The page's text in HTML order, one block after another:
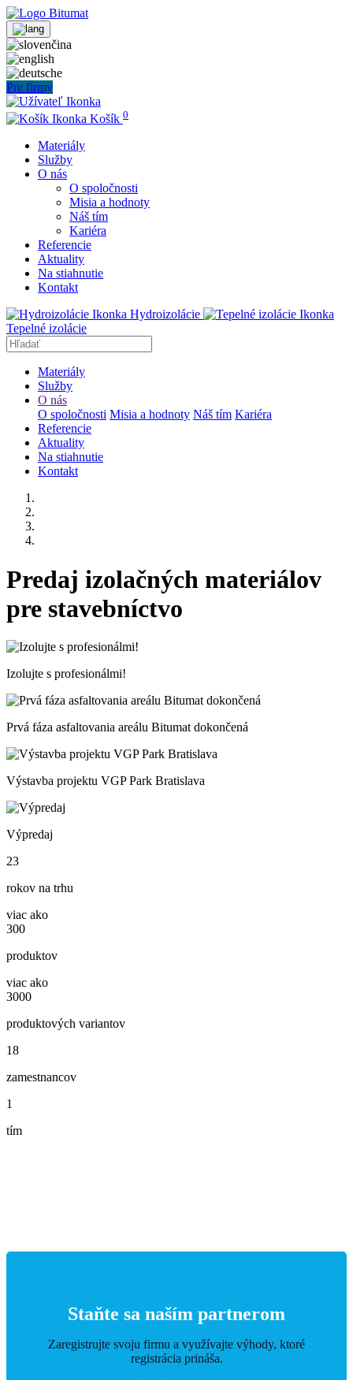
Pre firmy
Košík 0
Materiály
Služby
O nás
O spoločnosti
Misia a hodnoty
Náš tím
Kariéra
Referencie
Aktuality
Na stiahnutie
Kontakt
Hydroizolácie
Tepelné izolácie
Materiály
Služby
O nás
O spoločnosti Misia a hodnoty Náš tím Kariéra
Referencie
Aktuality
Na stiahnutie
Kontakt
Predaj izolačných materiálov
pre stavebníctvo
Izolujte s profesionálmi!
Prvá fáza asfaltovania areálu Bitumat dokončená
Výstavba projektu VGP Park Bratislava
Výpredaj
23
rokov na trhu
viac ako
300
produktov
viac ako
3000
produktových variantov
18
zamestnancov
1
tím
Staňte sa naším partnerom
Zaregistrujte svoju firmu a využívajte výhody, ktoré
registrácia prináša.